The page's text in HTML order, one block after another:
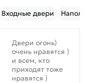
Входные двери
Двери огонь)
очень нравятся )
и всем, кто
приходят тоже
нравятся )